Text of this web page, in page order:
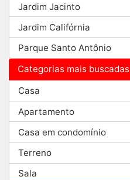
Jardim Jacinto
Jardim Califórnia
Parque Santo Antônio
Categorias mais buscadas
Casa
Apartamento
Casa em condomínio
Terreno
Sala